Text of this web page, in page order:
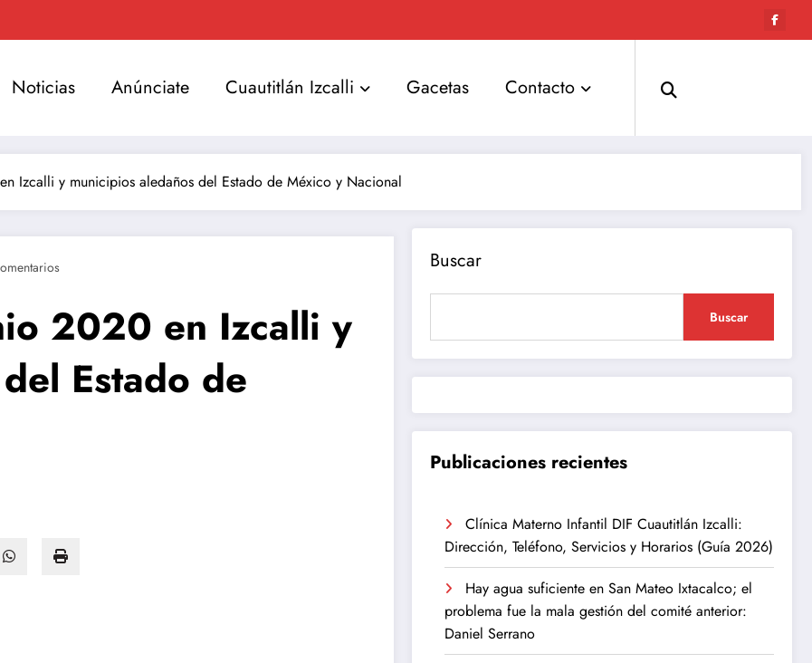
Noticias Anúnciate Cuautitlán Izcalli Gacetas Contacto
Izcalli y municipios aledaños del Estado de México y Nacional
2020 en Izcalli y
Estado de
Buscar
Buscar
Publicaciones recientes
Clínica Materno Infantil DIF Cuautitlán Izcalli:
Dirección, Teléfono, Servicios y Horarios (Guía 2026)
Hay agua suficiente en San Mateo Ixtacalco; el
problema fue la mala gestión del comité anterior:
Daniel Serrano